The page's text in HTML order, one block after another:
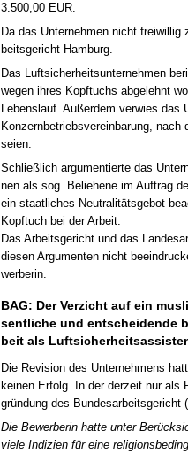
3.500,00 EUR.
Da das Un­ter­neh­men nicht
beits­ge­richt Ham­burg.
Das Luft­si­cher­heits­un­ter­neh­men
we­gen ih­res Kopf­tuchs ab­ge­lehnt
Le­bens­lauf. Außer­dem ver­wies das
Kon­zern­be­triebs­ver­ein­ba­rung,
sei­en.
Sch­ließlich ar­gu­men­tier­te das
nen als sog. Be­lie­he­ne im Auf­trag
ein staat­li­ches Neu­tra­litäts­ge­bot
Kopf­tuch bei der Ar­beit.
Das Ar­beits­ge­richt und das
die­sen Ar­gu­men­ten nicht
wer­be­rin.
BAG: Der Ver­zicht auf ein
sent­li­che und ent­schei­den­de
beit als
Die Re­vi­si­on des Un­ter­neh­mens
kei­nen Er­folg. In der der­zeit nur als
gründung des Bun­des­ar­beits­ge­richt
Die Be­wer­be­rin hat­te un­ter
vie­le In­di­zi­en für ei­ne